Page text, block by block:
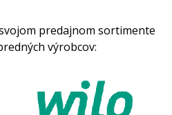
predajnom sortimente
výrobcov: